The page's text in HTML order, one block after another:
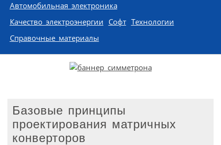
Автомобильная электроника
Качество электроэнергии Софт Технологии
Справочные материалы
Базовые принципы
проектирования матричных
конверторов